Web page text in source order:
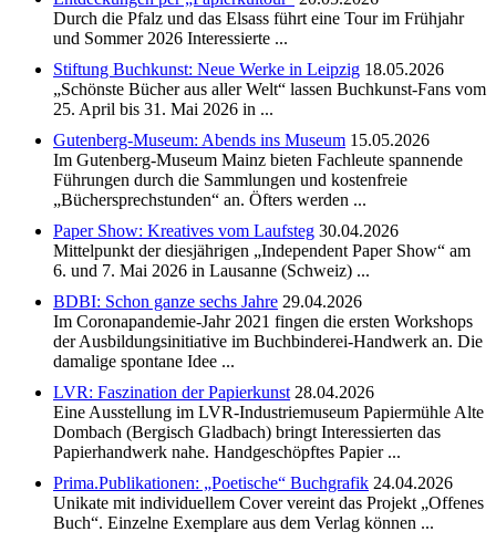
Durch die Pfalz und das Elsass führt eine Tour im Frühjahr
und Sommer 2026 Interessierte ...
Stiftung Buchkunst: Neue Werke in Leipzig 18.05.2026
„Schönste Bücher aus aller Welt“ lassen Buchkunst-Fans vom
25. April bis 31. Mai 2026 in ...
Gutenberg-Museum: Abends ins Museum 15.05.2026
Im Gutenberg-Museum Mainz bieten Fachleute spannende
Führungen durch die Sammlungen und kostenfreie
„Büchersprechstunden“ an. Öfters werden ...
Paper Show: Kreatives vom Laufsteg 30.04.2026
Mittelpunkt der diesjährigen „Independent Paper Show“ am
6. und 7. Mai 2026 in Lausanne (Schweiz) ...
BDBI: Schon ganze sechs Jahre 29.04.2026
Im Coronapandemie-Jahr 2021 fingen die ersten Workshops
der Ausbildungsinitiative im Buchbinderei-Handwerk an. Die
damalige spontane Idee ...
LVR: Faszination der Papierkunst 28.04.2026
Eine Ausstellung im LVR-Industriemuseum Papiermühle Alte
Dombach (Bergisch Gladbach) bringt Interessierten das
Papierhandwerk nahe. Handgeschöpftes Papier ...
Prima.Publikationen: „Poetische“ Buchgrafik 24.04.2026
Unikate mit individuellem Cover vereint das Projekt „Offenes
Buch“. Einzelne Exemplare aus dem Verlag können ...